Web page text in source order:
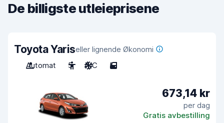
De billigste utleieprisene
Toyota Yariseller lignende Økonomi
Automat
5 A/C 5
673,14 kr
per dag
Gratis avbestilling